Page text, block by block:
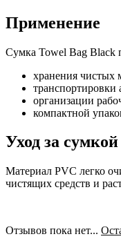
Применение
Сумка Towel Bag Black
хранения чистых
транспортировки
организации
компактной
Уход за сумкой
Материал PVC легко
чистящих средств и
Отзывов пока нет...